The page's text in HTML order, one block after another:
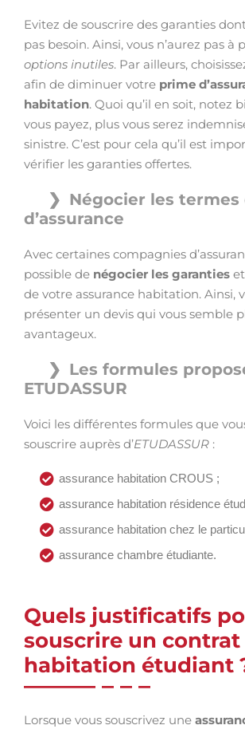
Evitez de souscrire des garanties
pas besoin. Ainsi, vous n’aurez pas à
options inutiles. Par ailleurs,
afin de diminuer votre prime
habitation. Quoi qu’il en soit, notez
vous payez, plus vous serez
sinistre. C’est pour cela qu’il est
vérifier les garanties offertes.
Négocier les
d’assurance
Avec certaines compagnies
possible de négocier les garanties et
de votre assurance habitation. Ainsi,
présenter un devis qui vous semble
avantageux.
Les formules
ETUDASSUR
Voici les différentes formules que
souscrire auprès d’ETUDASSUR :
assurance habitation CROUS ;
assurance habitation résidence
assurance habitation chez le
assurance chambre étudiante.
Quels justificatifs
souscrire un contrat
habitation étudiant
Lorsque vous souscrivez une